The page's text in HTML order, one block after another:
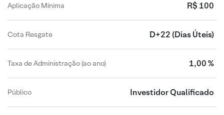
Aplicação Mínima R$ 100
Cota Resgate D+22 (Dias Úteis)
Taxa de Administração (ao ano) 1,00 %
Público Investidor Qualificado